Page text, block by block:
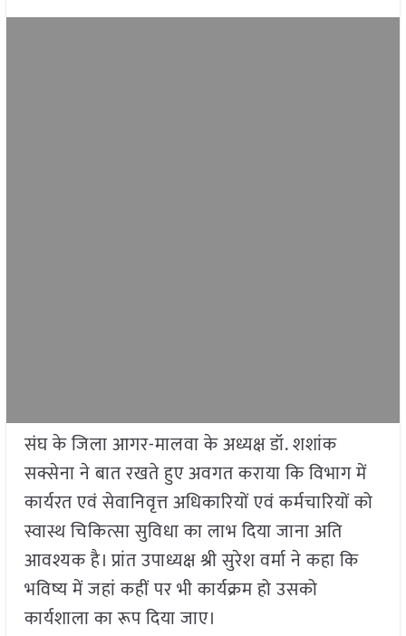
संघ के जिला आगर-मालवा के अध्यक्ष डॉ. शशांक
सक्सेना ने बात रखते हुए अवगत कराया कि विभाग में
कार्यरत एवं सेवानिवृत्त अधिकारियों एवं कर्मचारियों को
स्वास्थ चिकित्सा सुविधा का लाभ दिया जाना अति
आवश्यक है। प्रांत उपाध्यक्ष श्री सुरेश वर्मा ने कहा कि
भविष्य में जहां कहीं पर भी कार्यक्रम हो उसको
कार्यशाला का रूप दिया जाए।